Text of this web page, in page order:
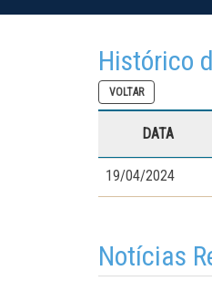
Histórico
VOLTAR
DATA
19/04/2024
Notícias